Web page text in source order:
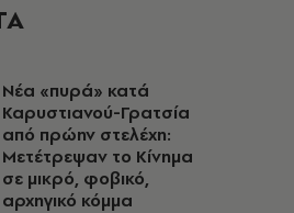
Νέα «πυρά» κατά
Καρυστιανού-Γρατσία
από πρώην στελέχη:
Μετέτρεψαν το Κίνημα
σε μικρό, φοβικό,
αρχηγικό κόμμα